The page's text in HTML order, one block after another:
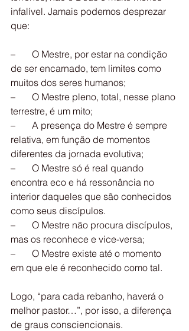
infalível. Jamais podemos desprezar
que:
–       O Mestre, por estar na condição
de ser encarnado, tem limites como
muitos dos seres humanos;
–       O Mestre pleno, total, nesse plano
terrestre, é um mito;
–       A presença do Mestre é sempre
relativa, em função de momentos
diferentes da jornada evolutiva;
–       O Mestre só é real quando
encontra eco e há ressonância no
interior daqueles que são conhecidos
como seus discípulos.
–       O Mestre não procura discípulos,
mas os reconhece e vice-versa;
–       O Mestre existe até o momento
em que ele é reconhecido como tal.
Logo, “para cada rebanho, haverá o
melhor pastor…”, por isso, a diferença
de graus consciencionais.